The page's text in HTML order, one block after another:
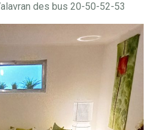
des bus 20-50-52-53